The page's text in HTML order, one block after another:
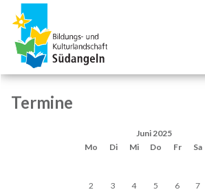
Navigation
springen
Inhalt
springen
Termine
Juni 2025
Mo
Di Mi Do Fr Sa
2
3 4 5 6 7